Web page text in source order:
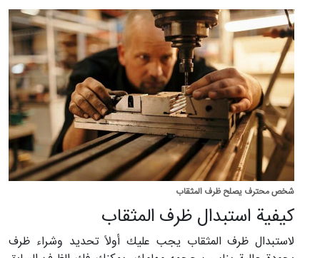
شخص محترف يصلح ظرف المثقاب
كيفية استبدال ظرف المثقاب
لاستبدال ظرف المثقاب يجب عليك أولاً تحديد وشراء ظرف